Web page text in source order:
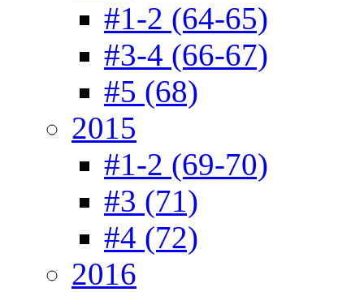
#1-2 (64-65)
#3-4 (66-67)
#5 (68)
2015
#1-2 (69-70)
#3 (71)
#4 (72)
2016